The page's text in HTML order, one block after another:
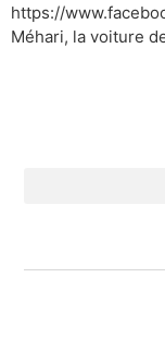
https://
Méhari, la voiture